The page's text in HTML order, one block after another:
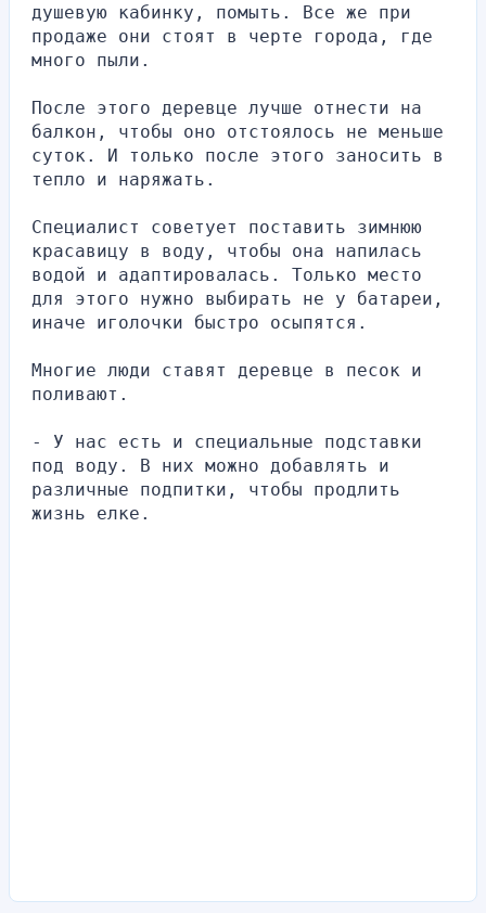
душевую кабинку, помыть. Все же при
продаже они стоят в черте города, где
много пыли.
После этого деревце лучше отнести на
балкон, чтобы оно отстоялось не меньше
суток. И только после этого заносить в
тепло и наряжать.
Специалист советует поставить зимнюю
красавицу в воду, чтобы она напилась
водой и адаптировалась. Только место
для этого нужно выбирать не у батареи,
иначе иголочки быстро осыпятся.
Многие люди ставят деревце в песок и
поливают.
- У нас есть и специальные подставки
под воду. В них можно добавлять и
различные подпитки, чтобы продлить
жизнь елке.